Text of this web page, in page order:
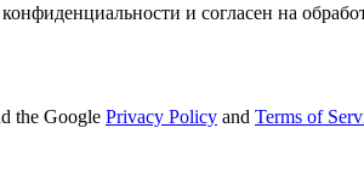
и согласен на
the Google Privacy Policy and Terms of